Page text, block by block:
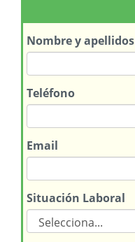
Nombrey apellidos
Teléfono
Email
Situación Laboral